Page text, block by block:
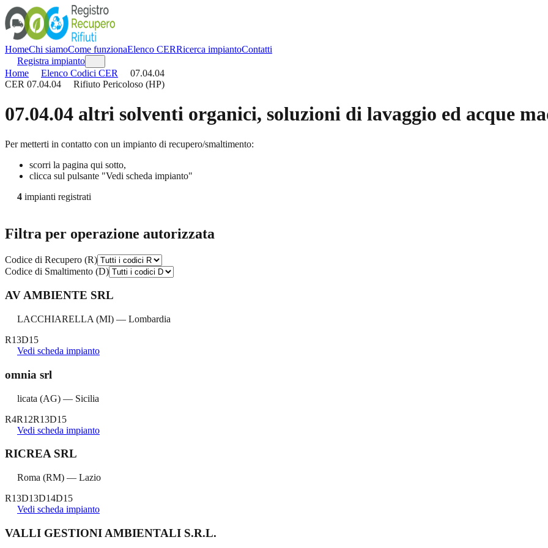
HomeChi siamoCome funzionaElenco CERRicerca impiantoContatti
Registra impianto
Home
Elenco Codici CER
07.04.04
CER 07.04.04 Rifiuto Pericoloso (HP)
07.04.04 altri solventi organici, soluzioni di lavaggio ed acque
Per metterti in contatto con un impianto di recupero/smaltimento:
scorri la pagina qui sotto,
clicca sul pulsante "Vedi scheda impianto"
4 impianti registrati
Filtra per operazione autorizzata
Codice di Recupero (R)
Codice di Smaltimento (D)
AV AMBIENTE SRL
LACCHIARELLA (MI) — Lombardia
R13D15
Vedi scheda impianto
omnia srl
licata (AG) — Sicilia
R4R12R13D15
Vedi scheda impianto
RICREA SRL
Roma (RM) — Lazio
R13D13D14D15
Vedi scheda impianto
VALLI GESTIONI AMBIENTALI S.R.L.